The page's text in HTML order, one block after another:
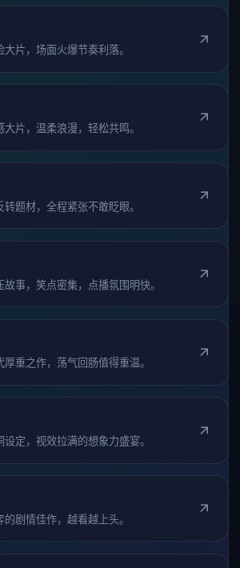
片，场面火爆节奏利落。
片，温柔浪漫，轻松共鸣。
题材，全程紧张不敢眨眼。
事，笑点密集，点播氛围明快。
重之作，荡气回肠值得重温。
定，视效拉满的想象力盛宴。
剧情佳作，越看越上头。